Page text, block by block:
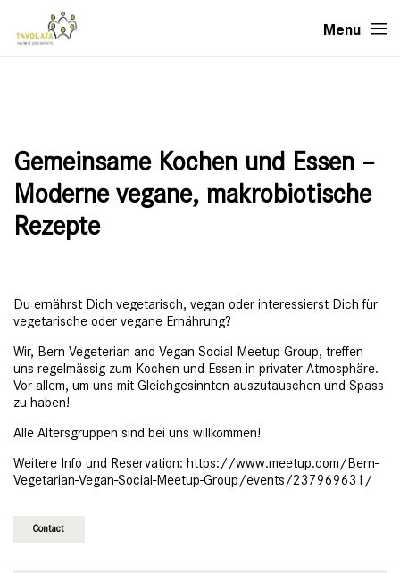
Menu
Gemeinsame Kochen und Essen –
Moderne vegane, makrobiotische
Rezepte
Du ernährst Dich vegetarisch, vegan oder interessierst Dich für
vegetarische oder vegane Ernährung?
Wir, Bern Vegeterian and Vegan Social Meetup Group, treffen
uns regelmässig zum Kochen und Essen in privater Atmosphäre.
Vor allem, um uns mit Gleichgesinnten auszutauschen und Spass
zu haben!
Alle Altersgruppen sind bei uns willkommen!
Weitere Info und Reservation: https://www.meetup.com/Bern-
Vegetarian-Vegan-Social-Meetup-Group/events/237969631/
Contact